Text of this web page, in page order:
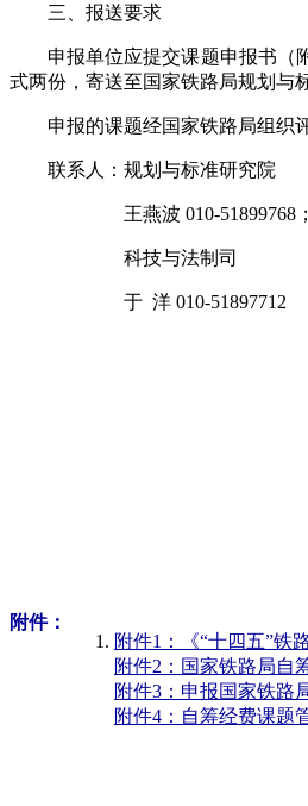
三、报送要求
申报单位应提交课题申报书 （
式两份，寄送至国家铁路局规划与
申报的课题经国家铁路局组织
联系人：规划与标准研究院
王燕波 010-51899768；
科技与法制司
于 洋 010-51897712
附件：
附件1：《“十四五”铁
附件2：国家铁路局自
附件3：申报国家铁路
附件4：自筹经费课题